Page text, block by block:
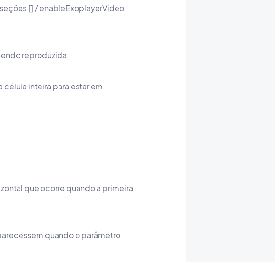
[] / enableExoplayerVideo
reproduzida.
inteira para estar em
que ocorre quando a primeira
quando o parâmetro